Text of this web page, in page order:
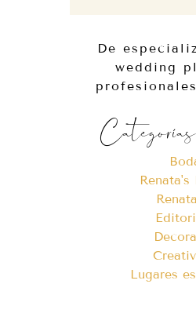
De
wedding
Renata's
Lugares